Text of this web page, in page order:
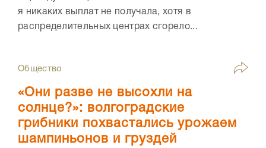
я никаких выплат не получала, хотя в
распределительных центрах сгорело...
Общество
«Они разве не высохли на
солнце?»: волгоградские
грибники похвастались урожаем
шампиньонов и груздей